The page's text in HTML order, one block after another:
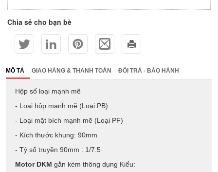
Chia sẻ cho bạn bè
MÔ TẢ GIAO HÀNG & THANH TOÁN ĐỔI TRẢ - BẢO HÀNH
Hộp số loại mạnh mẽ
- Loại hộp mạnh mẽ (Loại PB)
- Loại mặt bích mạnh mẽ (Loại PF)
- Kích thước khung: 90mm
- Tỷ số truyền 90mm : 1/7.5
Motor DKMgắn kèm thông dụng Kiểu: